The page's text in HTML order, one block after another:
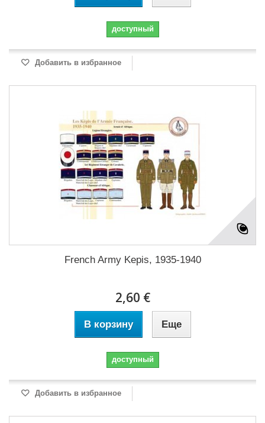
доступный
Добавить в избранное
French Army Kepis, 1935-1940
2,60 €
В корзину Еще
доступный
Добавить в избранное